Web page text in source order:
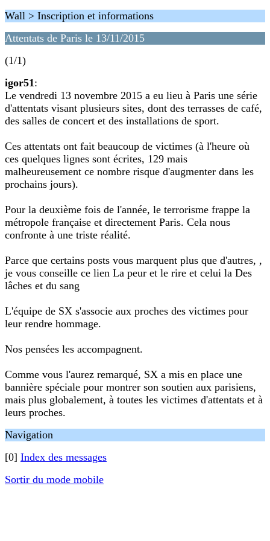
Wall > Inscription et informations
Attentats de Paris le 13/11/2015
(1/1)
igor51:
Le vendredi 13 novembre 2015 a eu lieu à Paris une série
d'attentats visant plusieurs sites, dont des terrasses de café,
des salles de concert et des installations de sport.
Ces attentats ont fait beaucoup de victimes (à l'heure où
ces quelques lignes sont écrites, 129 mais
malheureusement ce nombre risque d'augmenter dans les
prochains jours).
Pour la deuxième fois de l'année, le terrorisme frappe la
métropole française et directement Paris. Cela nous
confronte à une triste réalité.
Parce que certains posts vous marquent plus que d'autres, ,
je vous conseille ce lien La peur et le rire et celui la Des
lâches et du sang
L'équipe de SX s'associe aux proches des victimes pour
leur rendre hommage.
Nos pensées les accompagnent.
Comme vous l'aurez remarqué, SX a mis en place une
bannière spéciale pour montrer son soutien aux parisiens,
mais plus globalement, à toutes les victimes d'attentats et à
leurs proches.
Navigation
[0] Index des messages
Sortir du mode mobile